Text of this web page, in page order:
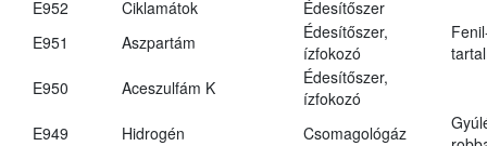
E952 Ciklamátok
Édesítőszer
E951
Aszpartám
Édesítőszer,
ízfokozó
E950
Aceszulfám K
Édesítőszer,
ízfokozó
E949
Hidrogén Csomagológáz